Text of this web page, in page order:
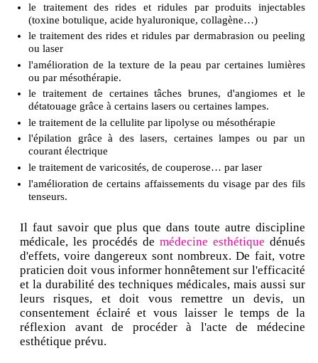
le traitement des rides et ridules par produits injectables
(toxine botulique, acide hyaluronique, collagène…)
le traitement des rides et ridules par dermabrasion ou peeling
ou laser
l'amélioration de la texture de la peau par certaines lumières
ou par mésothérapie.
le traitement de certaines tâches brunes, d'angiomes et le
détatouage grâce à certains lasers ou certaines lampes.
le traitement de la cellulite par lipolyse ou mésothérapie
l'épilation grâce à des lasers, certaines lampes ou par un
courant électrique
le traitement de varicosités, de couperose… par laser
l'amélioration de certains affaissements du visage par des fils
tenseurs.
Il faut savoir que plus que dans toute autre discipline
médicale, les procédés de médecine esthétique dénués
d'effets, voire dangereux sont nombreux. De fait, votre
praticien doit vous informer honnêtement sur l'efficacité
et la durabilité des techniques médicales, mais aussi sur
leurs risques, et doit vous remettre un devis, un
consentement éclairé et vous laisser le temps de la
réflexion avant de procéder à l'acte de médecine
esthétique prévu.